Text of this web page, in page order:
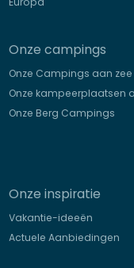
Onze campings
Onze Campings aan zee
Onze kampeerplaatsen
Onze Berg Campings
Onze inspiratie
Vakantie-ideeën
Actuele Aanbiedingen